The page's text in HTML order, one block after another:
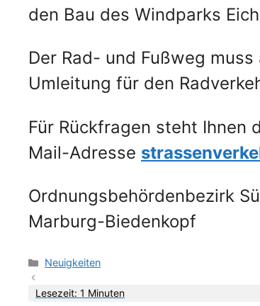
den Bau des Windparks
Der Rad- und Fußweg
Umleitung für den
Für Rückfragen steht Ihnen
Mail-Adresse
Ordnungsbehördenbezirk
Marburg-Biedenkopf
Kategorien
Neuigkeiten
Lesezeit: 1 Minuten